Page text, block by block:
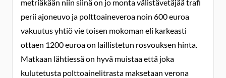
metriäkään niin siinä on jo monta välistävetäjää trafi
perii ajoneuvo ja polttoaineveroa noin 600 euroa
vakuutus yhtiö vie toisen mokoman eli karkeasti
ottaen 1200 euroa on laillistetun rosvouksen hinta.
Matkaan lähtiessä on hyvä muistaa että joka
kulutetusta polttoainelitrasta maksetaan verona